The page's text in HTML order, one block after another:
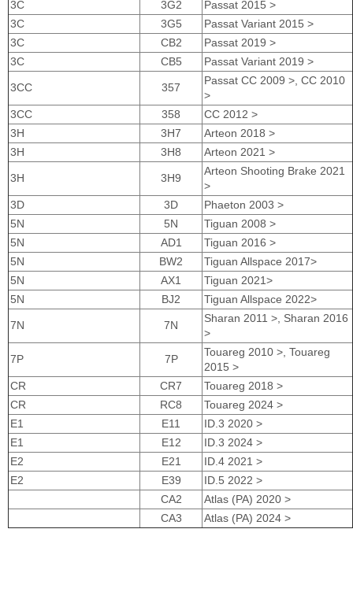
3C 3G2
Passat 2015 >
3C
3G5
Passat Variant 2015 >
3C
CB2
Passat 2019 >
3C
CB5 Passat Variant 2019 >
3CC 357
Passat CC 2009 >, CC 2010
>
3CC
358
CC 2012 >
3H
3H7
Arteon 2018 >
3H
3H8 Arteon 2021 >
3H 3H9
Arteon Shooting Brake 2021
>
3D
3D
Phaeton 2003 >
5N
5N
Tiguan 2008 >
5N
AD1
Tiguan 2016 >
5N
BW2
Tiguan Allspace 2017>
5N
AX1
Tiguan 2021>
5N
BJ2 Tiguan Allspace 2022>
7N 7N
Sharan 2011 >, Sharan 2016
>
7P 7P
Touareg 2010 >, Touareg
2015 >
CR
CR7
Touareg 2018 >
CR
RC8
Touareg 2024 >
E1
E11
ID.3 2020 >
E1
E12
ID.3 2024 >
E2
E21
ID.4 2021 >
E2
E39
ID.5 2022 >
CA2
Atlas (PA) 2020 >
CA3
Atlas (PA) 2024 >